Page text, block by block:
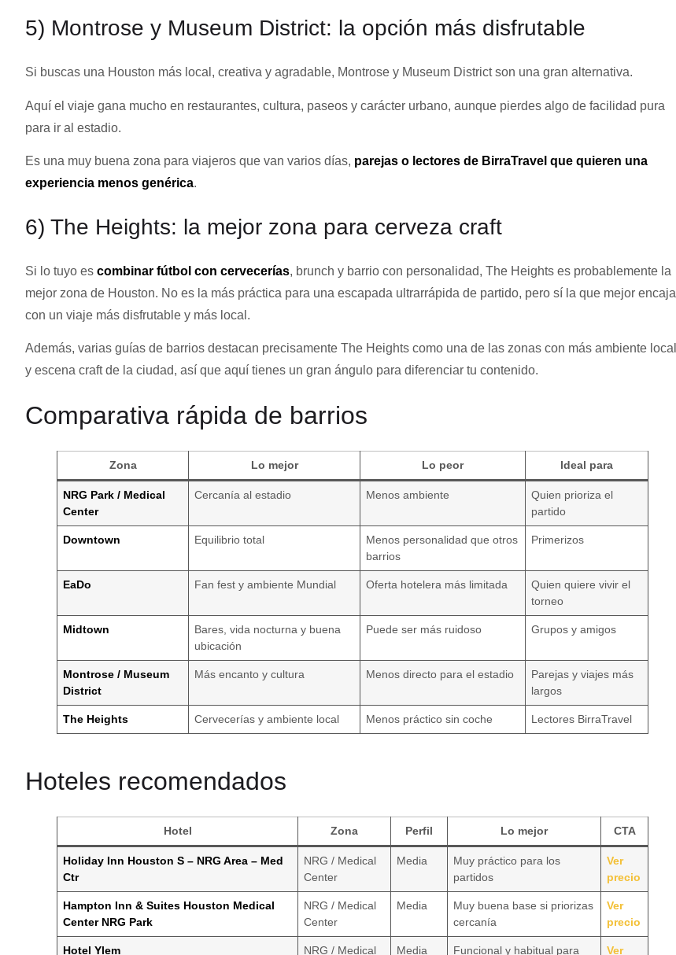
5) Montrose y Museum District: la opción más disfrutable
Si buscas una Houston más local, creativa y agradable, Montrose y Museum District son una gran alternativa.
Aquí el viaje gana mucho en restaurantes, cultura, paseos y carácter urbano, aunque pierdes algo de facilidad pura
para ir al estadio.
Es una muy buena zona para viajeros que van varios días, parejas o lectores de BirraTravel que quieren una
experiencia menos genérica.
6) The Heights: la mejor zona para cerveza craft
Si lo tuyo es combinar fútbol con cervecerías, brunch y barrio con personalidad, The Heights es probablemente la
mejor zona de Houston. No es la más práctica para una escapada ultrarrápida de partido, pero sí la que mejor encaja
con un viaje más disfrutable y más local.
Además, varias guías de barrios destacan precisamente The Heights como una de las zonas con más ambiente local
y escena craft de la ciudad, así que aquí tienes un gran ángulo para diferenciar tu contenido.
Comparativa rápida de barrios
Zona Lo mejor Lo peor Ideal para
NRG Park / Medical
Center
Cercanía al estadio Menos ambiente
Quien prioriza el
partido
Downtown Equilibrio total
Menos personalidad que otros
barrios
Primerizos
EaDo Fan fest y ambiente Mundial Oferta hotelera más limitada
Quien quiere vivir el
torneo
Midtown
Bares, vida nocturna y buena
ubicación
Puede ser más ruidoso Grupos y amigos
Montrose / Museum
District
Más encanto y cultura Menos directo para el estadio
Parejas y viajes más
largos
The Heights Cervecerías y ambiente local Menos práctico sin coche Lectores BirraTravel
Hoteles recomendados
Hotel Zona Perfil Lo mejor CTA
Holiday Inn Houston S – NRG Area – Med
Ctr
NRG / Medical
Center
Media
Muy práctico para los
partidos
Ver
precio
Hampton Inn & Suites Houston Medical
Center NRG Park
NRG / Medical
Center
Media
Muy buena base si priorizas
cercanía
Ver
precio
Hotel Ylem NRG / Medical Media Funcional y habitual para Ver